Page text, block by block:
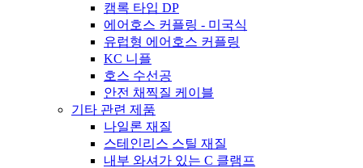
캠록 타입 DP
에어호스 커플링 - 미국식
유럽형 에어호스 커플링
KC 니플
호스 수선공
안전 채찍질 케이블
기타 관련 제품
나일론 재질
스테인리스 스틸 재질
내부 와셔가 있는 C 클램프